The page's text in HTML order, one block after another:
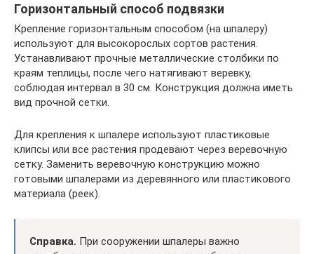
Горизонтальный способ подвязки
Крепление горизонтальным способом (на шпалеру)
используют для высокорослых сортов растения.
Устанавливают прочные металлические столбики по
краям теплицы, после чего натягивают веревку,
соблюдая интервал в 30 см. Конструкция должна иметь
вид прочной сетки.
Для крепления к шпалере используют пластиковые
клипсы или все растения продевают через веревочную
сетку. Заменить веревочную конструкцию можно
готовыми шпалерами из деревянного или пластикового
материала (реек).
Справка. При сооружении шпалеры важно